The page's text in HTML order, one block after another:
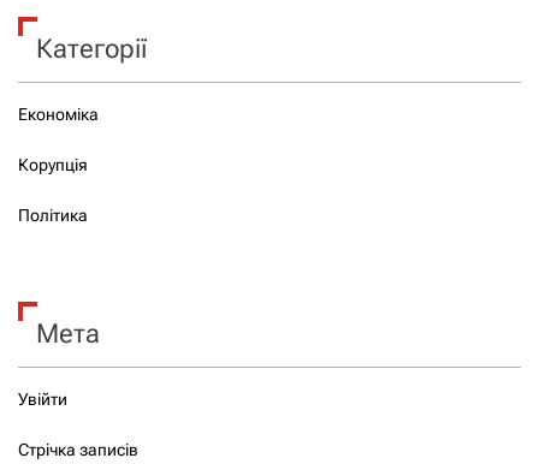
Категорії
Економіка
Корупція
Політика
Мета
Увійти
Стрічка записів